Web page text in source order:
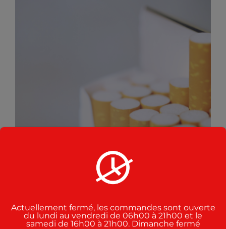
CHOIX DES OPTIONS
CE
PRODUIT
A
PLUSIEURS
VARIATIONS.
PAGE
DU
PRODUIT
/
Cigarette
CHF12.00
Actuellement fermé, les commandes sont ouverte
du lundi au vendredi de 06h00 à 21h00 et le
samedi de 16h00 à 21h00. Dimanche fermé